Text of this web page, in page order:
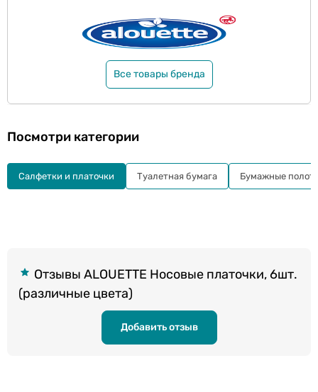
Все товары бренда
Отзывы ALOUETTE Hосовые платочки, 6шт.
(различные цвета)
Добавить отзыв
Посмотри категории
Салфетки и платочки Туалетная бумага Бумажные